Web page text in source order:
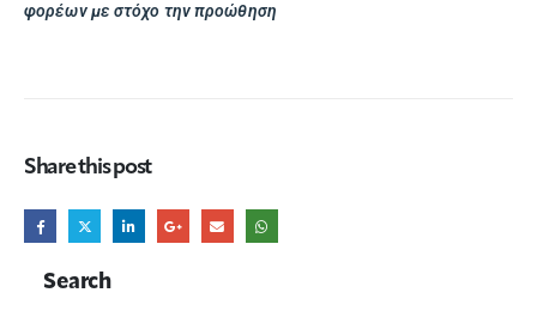
φορέων με στόχο την προώθηση
Share this post
Search